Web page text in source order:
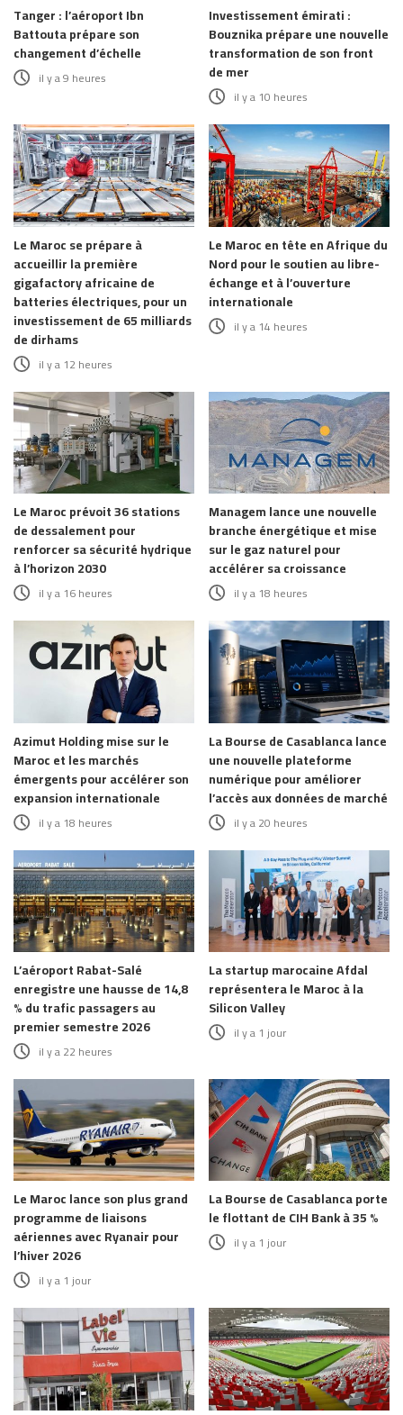
Tanger : l’aéroport Ibn
Battouta prépare son
changement d’échelle
il y a 9 heures
Investissement émirati :
Bouznika prépare une nouvelle
transformation de son front
de mer
il y a 10 heures
Le Maroc se prépare à
accueillir la première
gigafactory africaine de
batteries électriques, pour un
investissement de 65 milliards
de dirhams
il y a 12 heures
Le Maroc en tête en Afrique du
Nord pour le soutien au libre-
échange et à l’ouverture
internationale
il y a 14 heures
Le Maroc prévoit 36 stations
de dessalement pour
renforcer sa sécurité hydrique
à l’horizon 2030
il y a 16 heures
Managem lance une nouvelle
branche énergétique et mise
sur le gaz naturel pour
accélérer sa croissance
il y a 18 heures
Azimut Holding mise sur le
Maroc et les marchés
émergents pour accélérer son
expansion internationale
il y a 18 heures
La Bourse de Casablanca lance
une nouvelle plateforme
numérique pour améliorer
l’accès aux données de marché
il y a 20 heures
L’aéroport Rabat-Salé
enregistre une hausse de 14,8
% du trafic passagers au
premier semestre 2026
il y a 22 heures
La startup marocaine Afdal
représentera le Maroc à la
Silicon Valley
il y a 1 jour
Le Maroc lance son plus grand
programme de liaisons
aériennes avec Ryanair pour
l’hiver 2026
il y a 1 jour
La Bourse de Casablanca porte
le flottant de CIH Bank à 35 %
il y a 1 jour